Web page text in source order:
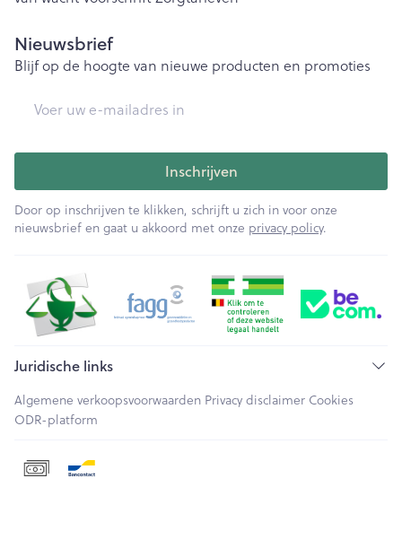
Nieuwsbrief
Blijf op de hoogte van nieuwe producten en promoties
Inschrijven
Door op inschrijven te klikken, schrijft u zich in voor onze
nieuwsbrief en gaat u akkoord met onze privacy policy.
Juridische links
Algemene verkoopsvoorwaarden Privacy disclaimer Cookies
ODR-platform